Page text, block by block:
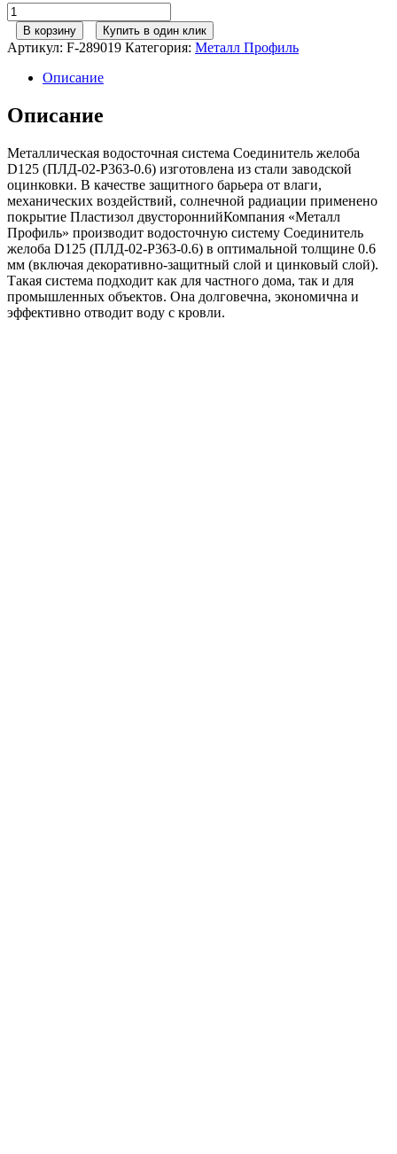
Количество
товара
125/100
МП
Престиж
Соединитель
желоба
P363
В корзину Купить в один клик
Артикул: F-289019 Категория: Металл Профиль
Описание
Описание
Металлическая водосточная система Соединитель желоба
D125 (ПЛД-02-Р363-0.6) изготовлена из стали заводской
оцинковки. В качестве защитного барьера от влаги,
механических воздействий, солнечной радиации применено
покрытие Пластизол двустороннийКомпания «Металл
Профиль» производит водосточную систему Соединитель
желоба D125 (ПЛД-02-Р363-0.6) в оптимальной толщине 0.6
мм (включая декоративно-защитный слой и цинковый слой).
Такая система подходит как для частного дома, так и для
промышленных объектов. Она долговечна, экономична и
эффективно отводит воду с кровли.